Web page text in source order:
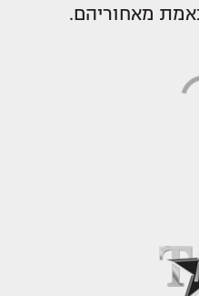
מאחוריהם.